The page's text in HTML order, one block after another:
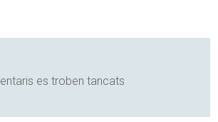
es troben tancats